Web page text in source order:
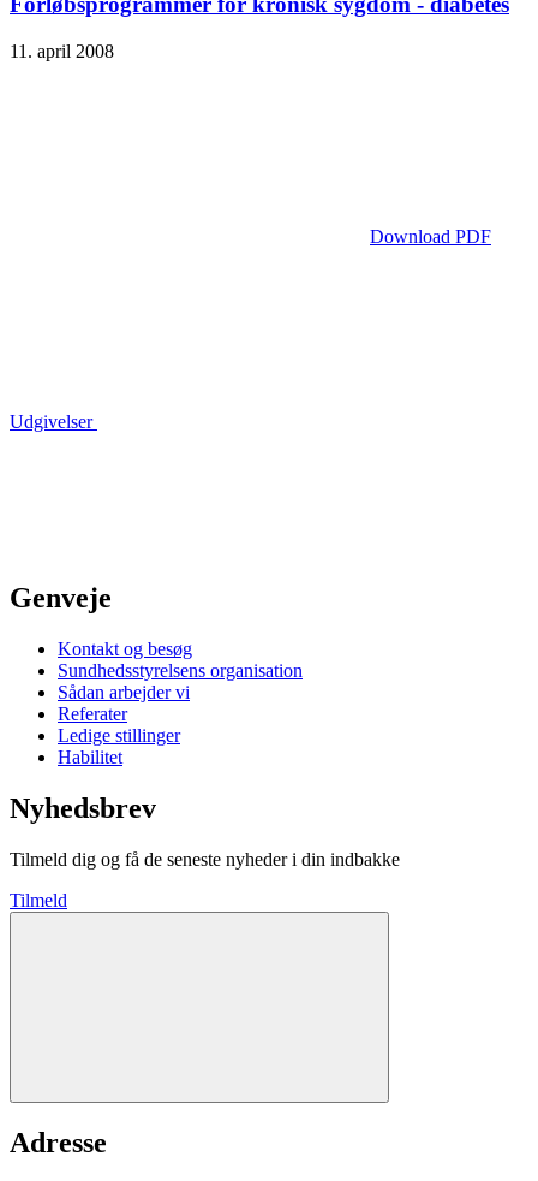
11. april 2008
Download PDF
Udgivelser
Genveje
Kontakt og besøg
Sundhedsstyrelsens organisation
Sådan arbejder vi
Referater
Ledige stillinger
Habilitet
Nyhedsbrev
Tilmeld dig og få de seneste nyheder i din indbakke
Tilmeld
Adresse